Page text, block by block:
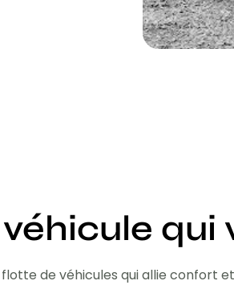
qui
de véhicules qui allie confort